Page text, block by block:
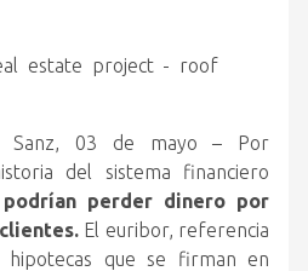
Sanz, 03 de mayo – Por
del sistema financiero
podrían perder dinero por
El euribor, referencia
que se firman en